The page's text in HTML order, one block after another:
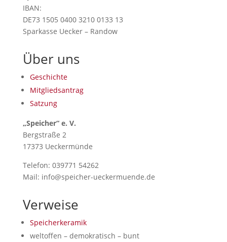
IBAN:
DE73 1505 0400 3210 0133 13
Sparkasse Uecker – Randow
Über uns
Geschichte
Mitgliedsantrag
Satzung
„Speicher“ e. V.
Bergstraße 2
17373 Ueckermünde
Telefon: 039771 54262
Mail: info@speicher-ueckermuende.de
Verweise
Speicherkeramik
weltoffen – demokratisch – bunt